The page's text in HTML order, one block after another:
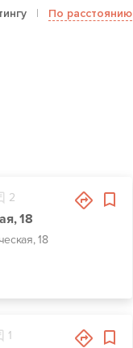
| По расстоянию
2
18
18
1